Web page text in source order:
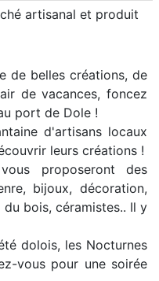
artisanal et produit
de belles créations, de
de vacances, foncez
port de Dole !
d'artisans locaux
leurs créations !
proposeront des
bijoux, décoration,
bois, céramistes.. Il y
dolois, les Nocturnes
vous pour une soirée